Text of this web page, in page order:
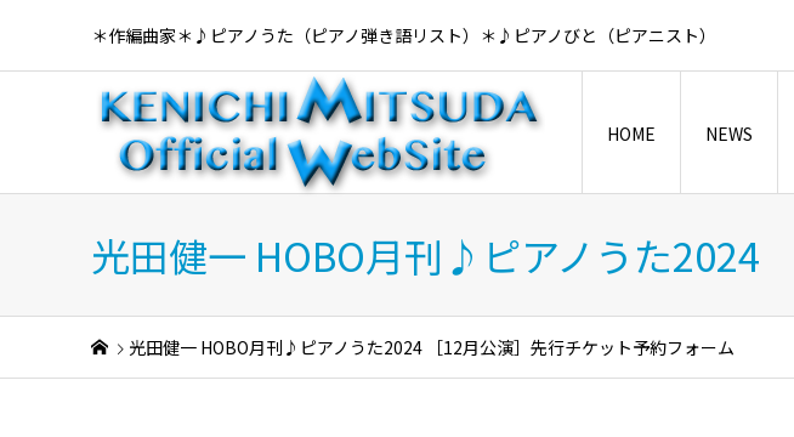
＊作編曲家＊♪ピアノうた（ピアノ弾き語リスト）＊♪ピアノびと（ピアニスト）
HOME NEWS
光田健一 HOBO月刊♪ピアノうた2024
光田健一 HOBO月刊♪ピアノうた2024 ［12月公演］先行チケット予約フォーム